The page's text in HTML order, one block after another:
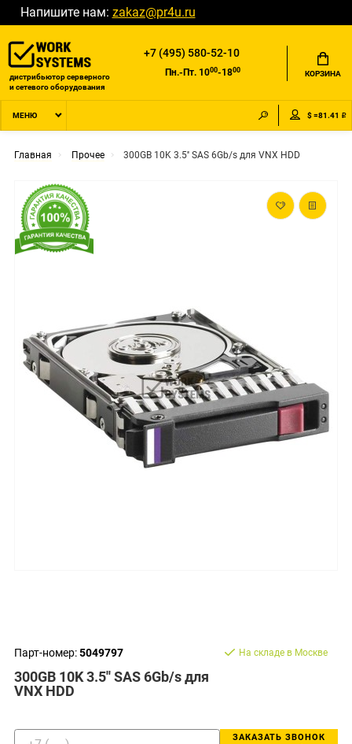
Напишите нам: zakaz@pr4u.ru
дистрибьютор серверного
и сетевого оборудования
+7 (495) 580-52-10
Пн.-Пт. 1000-1800 КОРЗИНА
МЕНЮ $ =81.41 ₽
Главная Прочее 300GB 10K 3.5'' SAS 6Gb/s для VNX HDD
Парт-номер:5049797
300GB 10K 3.5'' SAS 6Gb/s для
VNX HDD
На складе в Москве
ЗАКАЗАТЬ ЗВОНОК